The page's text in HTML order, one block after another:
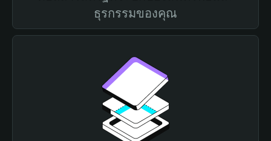
ธุรกรรมของคุณ